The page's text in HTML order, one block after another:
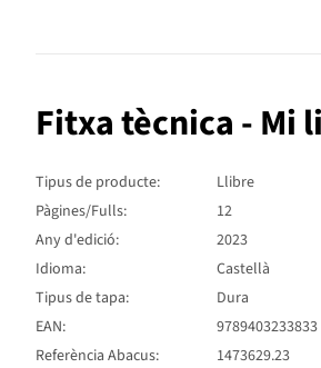
Fitxa tècnica - Mi
Tipus de producte:
Llibre
Pàgines/Fulls:
12
Any d'edició:
2023
Idioma:
Castellà
Tipus de tapa:
Dura
EAN:
9789403233833
Referència Abacus:
1473629.23